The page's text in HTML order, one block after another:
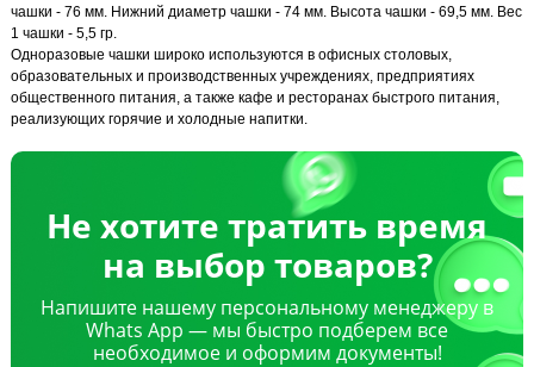
чашки - 76 мм. Нижний диаметр чашки - 74 мм. Высота чашки - 69,5 мм. Вес
1 чашки - 5,5 гр.
Одноразовые чашки широко используются в офисных столовых,
образовательных и производственных учреждениях, предприятиях
общественного питания, а также кафе и ресторанах быстрого питания,
реализующих горячие и холодные напитки.
Не хотите тратить время
на выбор товаров?
Напишите нашему персональному менеджеру в
Whats App — мы быстро подберем все
необходимое и оформим документы!